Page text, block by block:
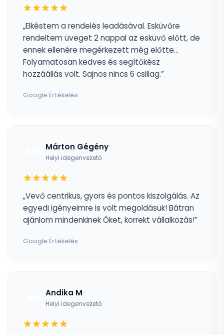
„Elkéstem a rendelés leadásával. Esküvőre
rendeltem üveget 2 nappal az esküvő előtt, de
ennek ellenére megérkezett még előtte...
Folyamatosan kedves és segítőkész
hozzáállás volt. Sajnos nincs 6 csillag.”
Google Értékelés
Márton Gégény
Helyi idegenvezető
„Vevő centrikus, gyors és pontos kiszolgálás. Az
egyedi igényeimre is volt megoldásuk! Bátran
ajánlom mindenkinek Őket, korrekt vállalkozás!”
Google Értékelés
Andika M
Helyi idegenvezető